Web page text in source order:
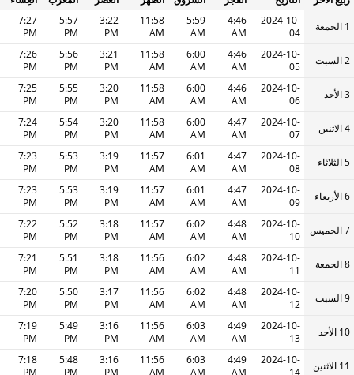
1 الجمعة
2024-10-
04
4:46
AM
5:59
AM
11:58
AM
3:22
PM
5:57
PM
7:27
PM
2 السبت
2024-10-
05
4:46
AM
6:00
AM
11:58
AM
3:21
PM
5:56
PM
7:26
PM
3 الأحد
2024-10-
06
4:46
AM
6:00
AM
11:58
AM
3:20
PM
5:55
PM
7:25
PM
4 الاثنين
2024-10-
07
4:47
AM
6:00
AM
11:58
AM
3:20
PM
5:54
PM
7:24
PM
5 الثلاثاء
2024-10-
08
4:47
AM
6:01
AM
11:57
AM
3:19
PM
5:53
PM
7:23
PM
6 الأربعاء
2024-10-
09
4:47
AM
6:01
AM
11:57
AM
3:19
PM
5:53
PM
7:23
PM
7 الخميس
2024-10-
10
4:48
AM
6:02
AM
11:57
AM
3:18
PM
5:52
PM
7:22
PM
8 الجمعة
2024-10-
11
4:48
AM
6:02
AM
11:56
AM
3:18
PM
5:51
PM
7:21
PM
9 السبت
2024-10-
12
4:48
AM
6:02
AM
11:56
AM
3:17
PM
5:50
PM
7:20
PM
10 الأحد
2024-10-
13
4:49
AM
6:03
AM
11:56
AM
3:16
PM
5:49
PM
7:19
PM
11 الاثنين
2024-10-
14
4:49
AM
6:03
AM
11:56
AM
3:16
PM
5:48
PM
7:18
PM